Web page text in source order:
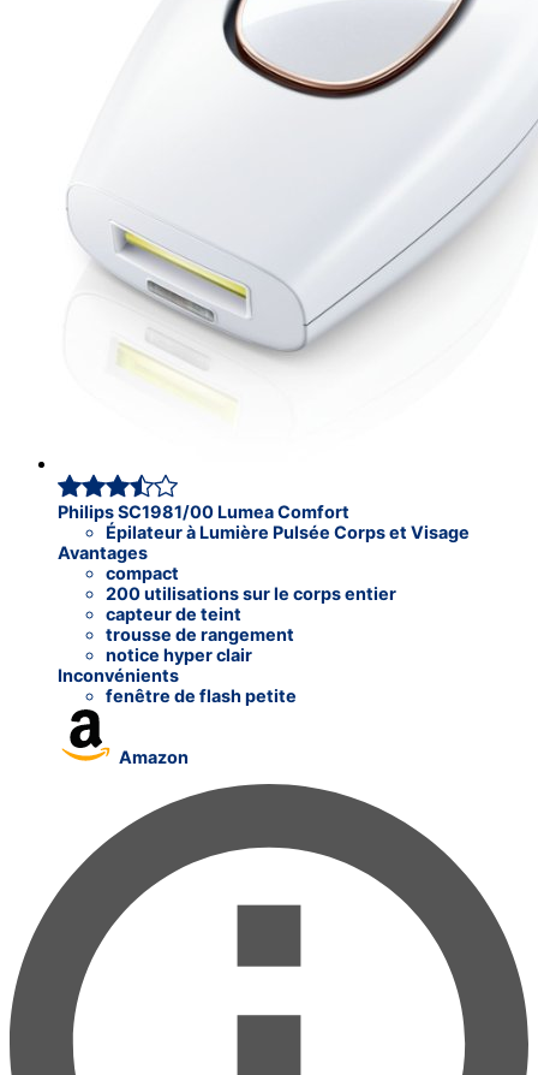
Philips SC1981/00 Lumea Comfort
Épilateur à Lumière Pulsée Corps et Visage
Avantages
compact
200 utilisations sur le corps entier
capteur de teint
trousse de rangement
notice hyper clair
Inconvénients
fenêtre de flash petite
Amazon